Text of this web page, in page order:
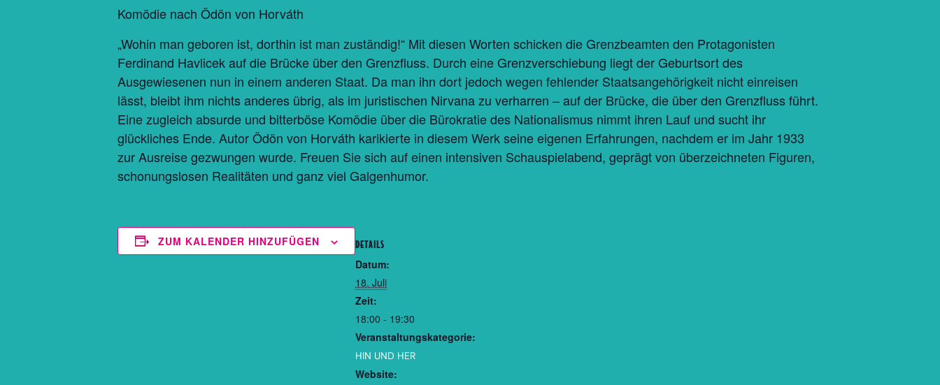
Komödie nach Ödön von Horváth
„Wohin man geboren ist, dorthin ist man zuständig!“ Mit diesen Worten schicken die Grenzbeamten den Protagonisten
Ferdinand Havlicek auf die Brücke über den Grenzfluss. Durch eine Grenzverschiebung liegt der Geburtsort des
Ausgewiesenen nun in einem anderen Staat. Da man ihn dort jedoch wegen fehlender Staatsangehörigkeit nicht einreisen
lässt, bleibt ihm nichts anderes übrig, als im juristischen Nirvana zu verharren – auf der Brücke, die über den Grenzfluss führt.
Eine zugleich absurde und bitterböse Komödie über die Bürokratie des Nationalismus nimmt ihren Lauf und sucht ihr
glückliches Ende. Autor Ödön von Horváth karikierte in diesem Werk seine eigenen Erfahrungen, nachdem er im Jahr 1933
zur Ausreise gezwungen wurde. Freuen Sie sich auf einen intensiven Schauspielabend, geprägt von überzeichneten Figuren,
schonungslosen Realitäten und ganz viel Galgenhumor.
ZUM KALENDER HINZUFÜGEN DETAILS
Datum:
18. Juli
Zeit:
18:00 - 19:30
Veranstaltungskategorie:
HIN UND HER
Website: